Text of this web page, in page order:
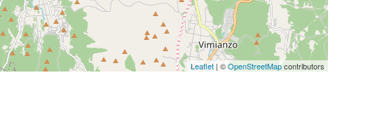
Leaflet | ©OpenStreetMapcontributors